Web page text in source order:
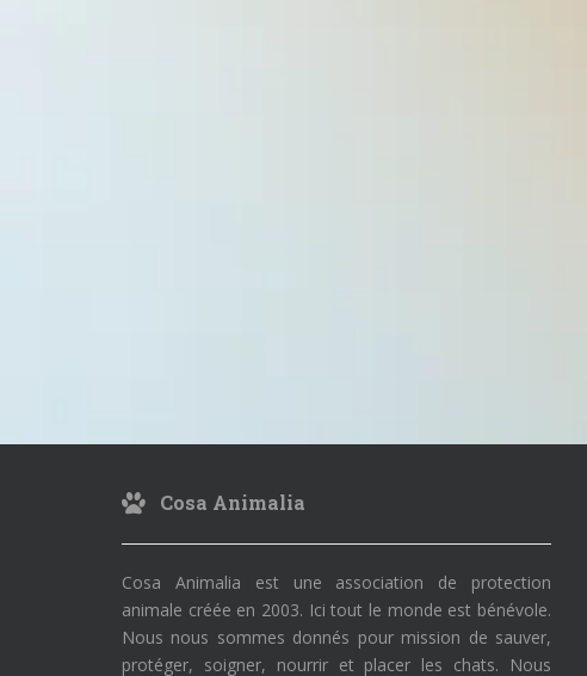
Cosa Animalia
Cosa Animalia est une association de protection
animale créée en 2003. Ici tout le monde est bénévole.
Nous nous sommes donnés pour mission de sauver,
protéger, soigner, nourrir et placer les chats. Nous